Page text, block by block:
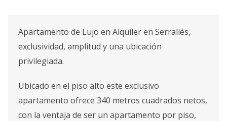
Apartamento de Lujo en Alquiler en Serrallés,
exclusividad, amplitud y una ubicación
privilegiada.
Ubicado en el piso alto este exclusivo
apartamento ofrece 340 metros cuadrados netos,
con la ventaja de ser un apartamento por piso,